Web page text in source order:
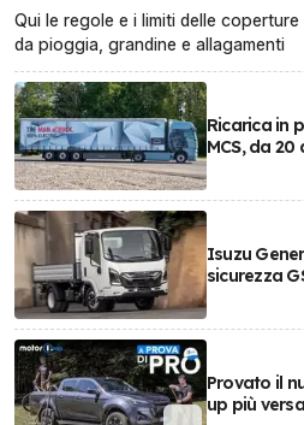
Qui le regole e i limiti delle
da pioggia, grandine e allagamenti
Ricarica in
MCS, da 20
Isuzu
sicurezza
Provato il
up più